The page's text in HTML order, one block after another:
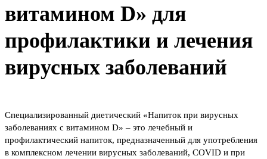
витамином D» для
профилактики и лечения
вирусных заболеваний
Специализированный диетический «Напиток при вирусных
заболеваниях с витамином D» – это лечебный и
профилактический напиток, предназначенный для употребления
в комплексном лечении вирусных заболеваний, COVID и при